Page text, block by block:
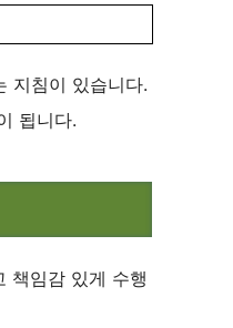
지침이 있습니다.
됩니다​​.
책임감 있게 수행